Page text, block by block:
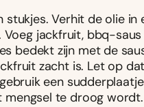
Verhit de olie in
Voeg jackfruit, bbq-
bedekt zijn met de
zacht is. Let op
een
mengsel te droog wordt.